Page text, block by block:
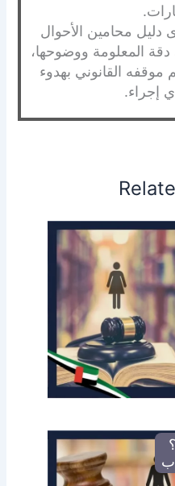
محامين الأحوال
المعلومة ووضوحها،
القانوني بهدوء
إجراء.